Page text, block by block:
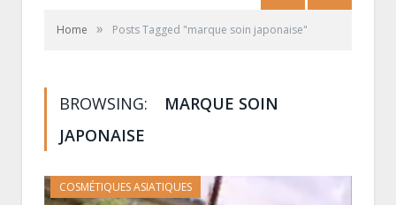
Home » Posts Tagged "marque soin japonaise"
BROWSING:
MARQUE SOIN
JAPONAISE
COSMÉTIQUES ASIATIQUES